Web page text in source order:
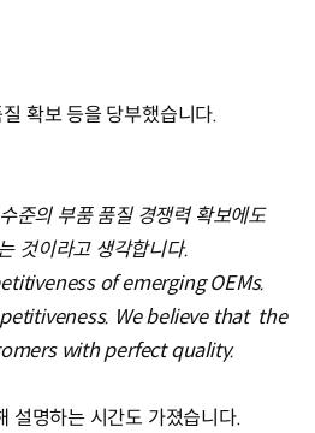
확보 등을 당부했습니다.
준의 부품 품질 경쟁력 확보에도
것이라고 생각합니다.
of emerging OEMs.
We believe that the
with perfect quality.
설명하는 시간도 가졌습니다.